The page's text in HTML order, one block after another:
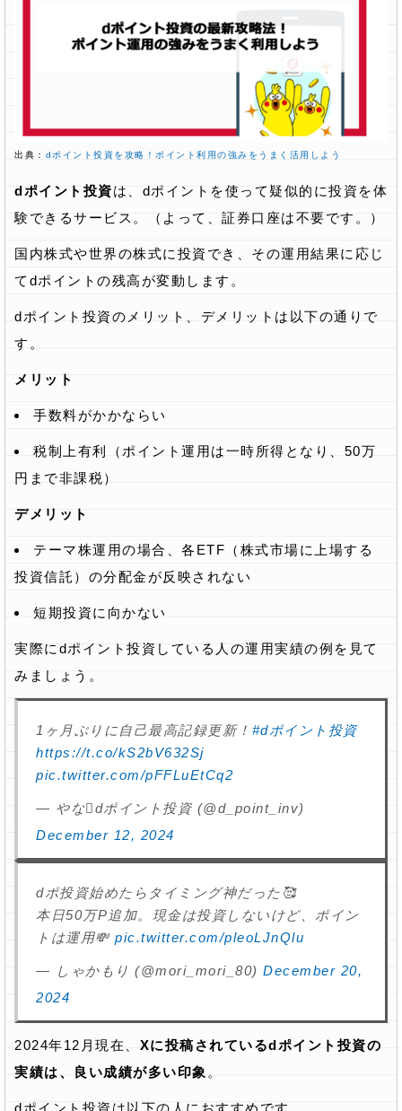
出典： dポイント投資を攻略！ポイント利用の強みをうまく活用しよう
dポイント投資は、dポイントを使って疑似的に投資を体
験できるサービス。（よって、証券口座は不要です。）
国内株式や世界の株式に投資でき、その運用結果に応じ
てdポイントの残高が変動します。
dポイント投資のメリット、デメリットは以下の通りで
す。
メリット
手数料がかかならい
税制上有利（ポイント運用は一時所得となり、50万
円まで非課税）
デメリット
テーマ株運用の場合、各ETF（株式市場に上場する
投資信託）の分配金が反映されない
短期投資に向かない
実際にdポイント投資している人の運用実績の例を見て
みましょう。
1ヶ月ぶりに自己最高記録更新！ #dポイント投資
https://t.co/kS2bV632Sj
pic.twitter.com/pFFLuEtCq2
— やなdポイント投資 (@d_point_inv)
December 12, 2024
dポ投資始めたらタイミング神だった🥰
本日50万P追加。現金は投資しないけど、ポイン
トは運用💸 pic.twitter.com/pleoLJnQlu
— しゃかもり (@mori_mori_80) December 20,
2024
2024年12月現在、 Xに投稿されているdポイント投資の
実績は、良い成績が多い印象 。